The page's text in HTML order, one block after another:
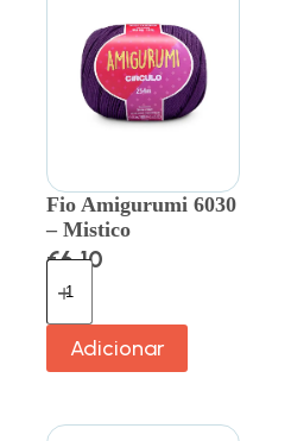
Fio Amigurumi 6030
– Mistico
€6.10
Adicionar